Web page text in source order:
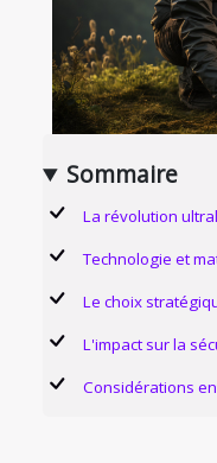
Sommaire
La révolution
Technologie et
Le choix
L'impact sur la
Considérations